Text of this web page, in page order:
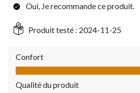
Oui, Je recommande ce produit.
Produit testé : 2024-11-25
Confort
Confort, 5.0 sur 5
Qualité du produit